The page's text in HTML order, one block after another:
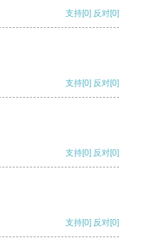
支持[0] 反对[0]
支持[0] 反对[0]
支持[0] 反对[0]
支持[0] 反对[0]